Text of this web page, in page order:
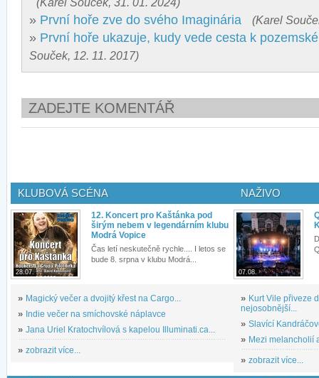
» První hoře zve do svého Imaginária (Karel
» První hoře ukazuje, kudy vede cesta k
Souček, 12. 11. 2017)
ZADEJTE KOMENTÁŘ
KLUBOVÁ SCÉNA
28.07.
12. Koncert pro Kaštánka pod
širým nebem v legendárním klubu
Modrá Vopice
Čas letí neskutečně rychle.... I letos se
bude 8. srpna v klubu Modrá...
» Magický večer a dvojitý křest na Cargo...
» Indie večer na smíchovské náplavce
» Jana Uriel Kratochvílová s kapelou Illuminati.ca...
» zobrazit více...
NAŽIVO
07.08.
» Kurt Vile přiveze
nejosobnější...
» Slavící
» Mezi melancholií
» zobrazit více...